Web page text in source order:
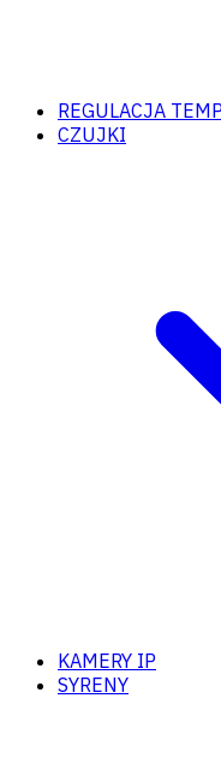
REGULACJA
CZUJKI
KAMERY IP
SYRENY